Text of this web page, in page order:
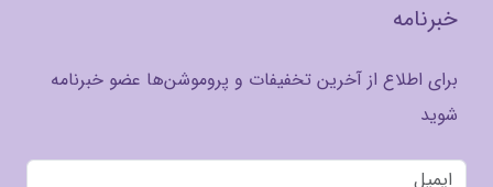
خبرنامه
برای اطلاع از آخرین تخفیفات و پروموشن‌ها عضو خبرنامه
شوید